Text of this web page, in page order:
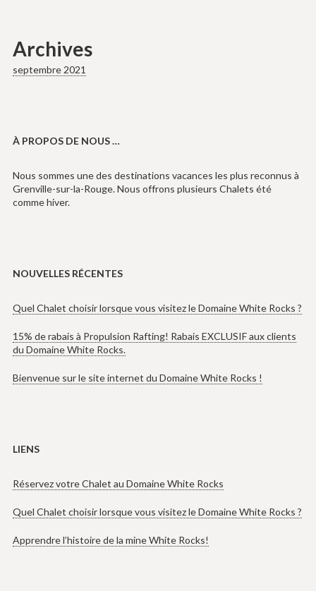
Archives
septembre 2021
À PROPOS DE NOUS …
Nous sommes une des destinations vacances les plus reconnus à
Grenville-sur-la-Rouge. Nous offrons plusieurs Chalets été
comme hiver.
NOUVELLES RÉCENTES
Quel Chalet choisir lorsque vous visitez le Domaine White Rocks ?
15% de rabais à Propulsion Rafting! Rabais EXCLUSIF aux clients
du Domaine White Rocks.
Bienvenue sur le site internet du Domaine White Rocks !
LIENS
Réservez votre Chalet au Domaine White Rocks
Quel Chalet choisir lorsque vous visitez le Domaine White Rocks ?
Apprendre l’histoire de la mine White Rocks!